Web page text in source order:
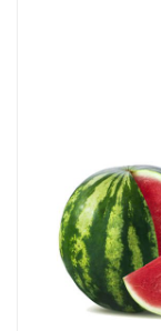
0 mg : si vous ne
3 mg : très faible
6 mg : faible
12 mg : forte
Plus le taux de
est la sensation de
la vapeur produite
COMMENT
Afin de préserver
de le conserver à